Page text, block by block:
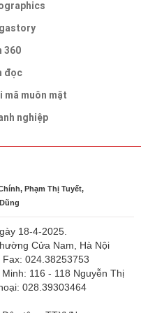
360
đọc
mã muôn mặt
nghiệp
Phạm Thị Tuyết,
18-4-2025.
Cửa Nam, Hà Nội
024.38253753
116 - 118 Nguyễn Thị
028.39303464